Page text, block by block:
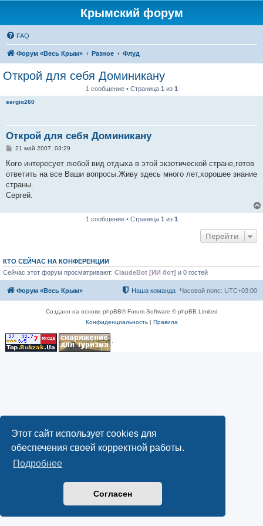
Этот сайт использует cookies для
обеспечения своей корректной работы.
Подробнее
Согласен
Крымский форум
FAQ
Форум «Весь Крым» Разное Флуд
Открой для себя Доминикану
1 сообщение • Страница 1 из 1
sergio260
Открой для себя Доминикану
С
о
щ
е
н
и
21 май 2007, 03:29
Кого интересует любой вид отдыха в этой экзотической стране,готов
ответить на все Ваши вопросы.Живу здесь много лет,хорошее знание
страны.
Сергей.
1 сообщение • Страница 1 из 1
Перейти
КТО СЕЙЧАС НА КОНФЕРЕНЦИИ
Сейчас этот форум просматривают: ClaudeBot [ИИ бот] и 0 гостей
Форум «Весь Крым» Часовой пояс: UTC+03:00
Наша команда
Создано на основе phpBB® Forum Software © phpBB Limited
Конфиденциальность| Правила